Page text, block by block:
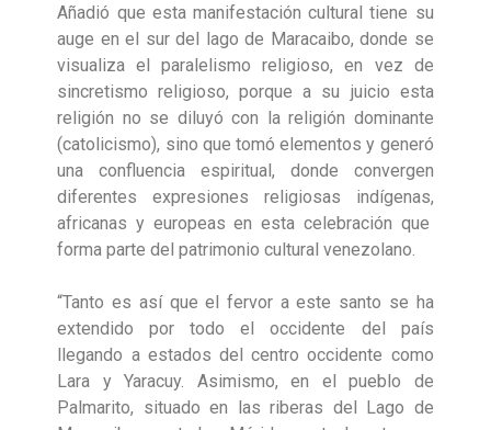
Añadió que esta manifestación cultural tiene su
auge en el sur del lago de Maracaibo, donde se
visualiza el paralelismo religioso, en vez de
sincretismo religioso, porque a su juicio esta
religión no se diluyó con la religión dominante
(catolicismo), sino que tomó elementos y generó
una confluencia espiritual, donde convergen
diferentes expresiones religiosas indígenas,
africanas y europeas en esta celebración que
forma parte del patrimonio cultural venezolano.
“Tanto es así que el fervor a este santo se ha
extendido por todo el occidente del país
llegando a estados del centro occidente como
Lara y Yaracuy. Asimismo, en el pueblo de
Palmarito, situado en las riberas del Lago de